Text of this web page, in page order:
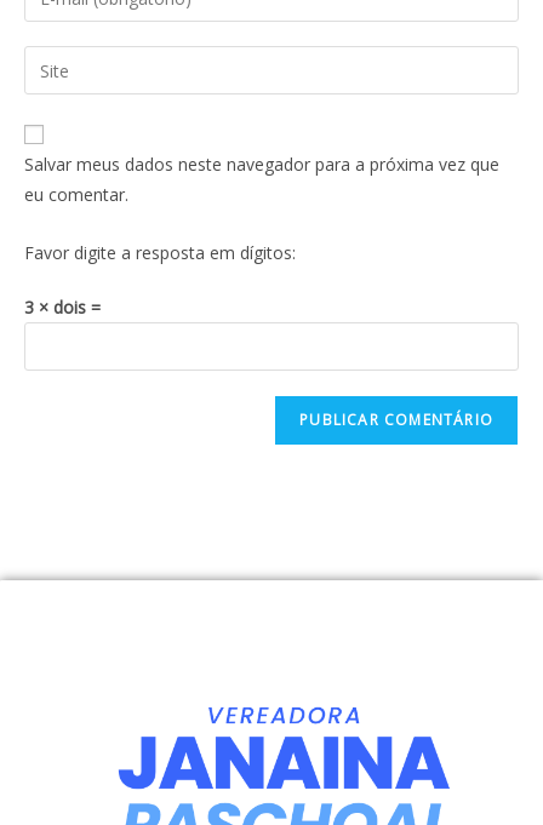
Salvar meus dados neste navegador para a próxima vez que
eu comentar.
Favor digite a resposta em dígitos:
3 × dois =